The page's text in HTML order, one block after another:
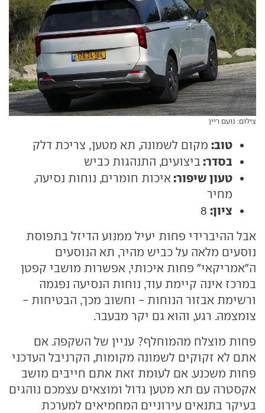
צילום: נועם ריין
טוב: מקום לשמונה, תא מטען, צריכת דלק
בסדר: ביצועים, התנהגות כביש
טעון שיפור: איכות חומרים, נוחות נסיעה,
מחיר
ציון:
אבל ההיברידי פחות יעיל ממנוע הדיזל בתפוסת
נוסעים מלאה על כביש מהיר, תא הנוסעים
ה"אמריקאי" פחות איכותי, אפשרות מושבי קפטן
במרכז אינה קיימת עוד, נוחות הנסיעה נפגמה
ורשימת אבזור הנוחות - וחשוב מכך, הבטיחות -
צומצמה. רגע, והוא גם יקר מבעבר.
פחות מוצלח מהמוחלף? עניין של השקפה. אם
אתם לא זקוקים לשמונה מקומות, הקרניבל העדכני
פחות משכנע. אם לעומת זאת אתם חייבים מושב
אקסטרה עם תא מטען גדול ומוצאים עצמכם נוהגים
בעיקר בתנאים עירוניים המחמיאים למערכת